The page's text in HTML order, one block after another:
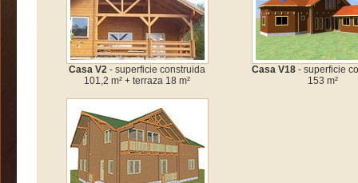
Casa V2 - superficie construida
101,2 m² + terraza 18 m²
Casa V18 - superficie
153 m²